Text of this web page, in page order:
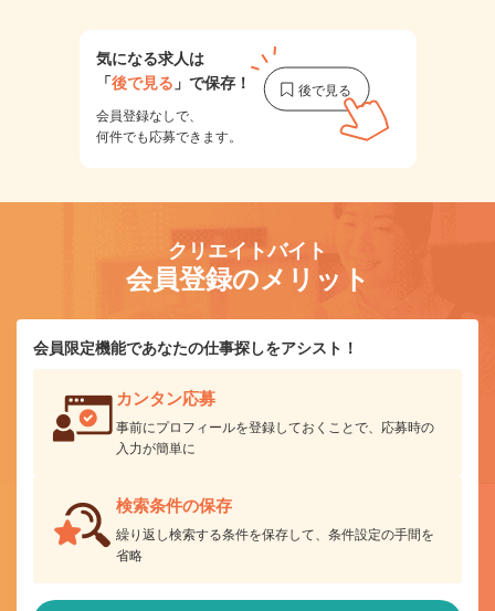
気になる求人は
「後で見る 」で保存！
会員登録なしで、
何件でも応募できます。
クリエイトバイト
会員登録のメリット
会員限定機能であなたの仕事探しをアシスト！
カンタン応募
事前にプロフィールを登録しておくことで、応募時の
入力が簡単に
検索条件の保存
繰り返し検索する条件を保存して、条件設定の手間を
省略